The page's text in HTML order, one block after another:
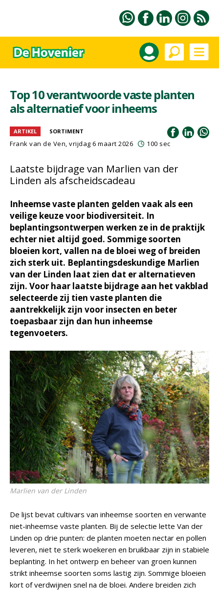
Top 10 verantwoorde vaste planten
als alternatief voor inheems
ARTIKEL SORTIMENT
Frank van de Ven, vrijdag 6 maart 2026 100 sec
Laatste bijdrage van Marlien van der
Linden als afscheidscadeau
Inheemse vaste planten gelden vaak als een
veilige keuze voor biodiversiteit. In
beplantingsontwerpen werken ze in de praktijk
echter niet altijd goed. Sommige soorten
bloeien kort, vallen na de bloei weg of breiden
zich sterk uit. Beplantingsdeskundige Marlien
van der Linden laat zien dat er alternatieven
zijn. Voor haar laatste bijdrage aan het vakblad
selecteerde zij tien vaste planten die
aantrekkelijk zijn voor insecten en beter
toepasbaar zijn dan hun inheemse
tegenvoeters.
Marlien van der Linden
De lijst bevat cultivars van inheemse soorten en verwante
niet-inheemse vaste planten. Bij de selectie lette Van der
Linden op drie punten: de planten moeten nectar en pollen
leveren, niet te sterk woekeren en bruikbaar zijn in stabiele
beplanting. In het ontwerp en beheer van groen kunnen
strikt inheemse soorten soms lastig zijn. Sommige bloeien
kort of verdwijnen snel na de bloei. Andere breiden zich